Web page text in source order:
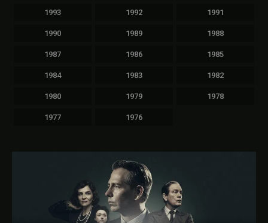
1993 1992 1991
1990 1989 1988
1987 1986 1985
1984 1983 1982
1980 1979 1978
1977 1976